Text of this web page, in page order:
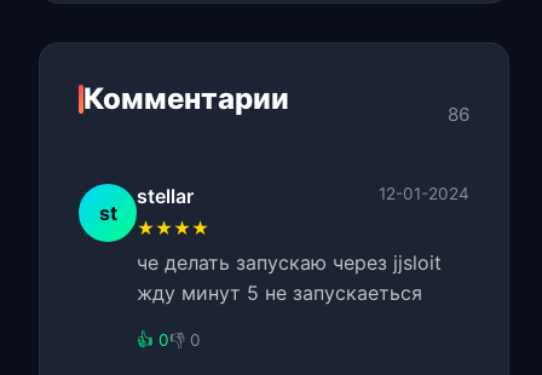
Комментарии 86
st
stellar 12-01-2024
★★★★
че делать запускаю через jjsloit
жду минут 5 не запускаеться
👍 0👎 0